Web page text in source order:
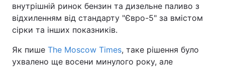
внутрішній ринок бензин та дизельне паливо з
відхиленням від стандарту "Євро-5" за вмістом
сірки та інших показників.
Як пише The Moscow Times, таке рішення було
ухвалено ще восени минулого року, але